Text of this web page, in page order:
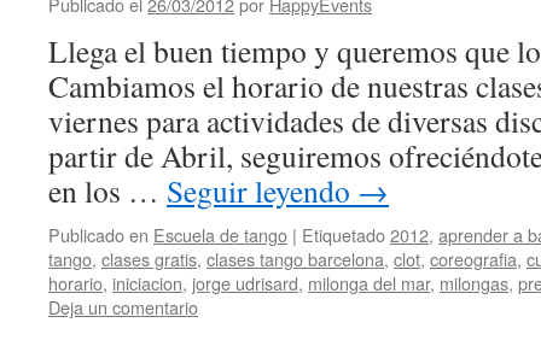
Llega el buen tiempo y queremos que
Cambiamos el horario de nuestras
viernes para actividades de diversas
partir de Abril, seguiremos
en los … Seguir leyendo →
Publicado en Escuela de tango | Etiquetado2012, aprender a
tango, clases gratis, clases tango barcelona, clot, coreografia,
horario, iniciacion, jorge udrisard, milonga del mar, milongas,
Deja un comentario